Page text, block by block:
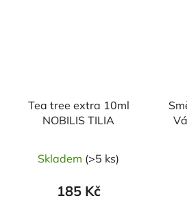
Tea tree extra 10ml
NOBILIS TILIA
Skladem (>5 ks)
185 Kč